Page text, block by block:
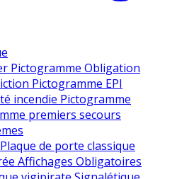
Pictogramme Obligation
Pictogramme EPI
incendie Pictogramme
premiers secours
Plaque de porte classique
Affichages Obligatoires